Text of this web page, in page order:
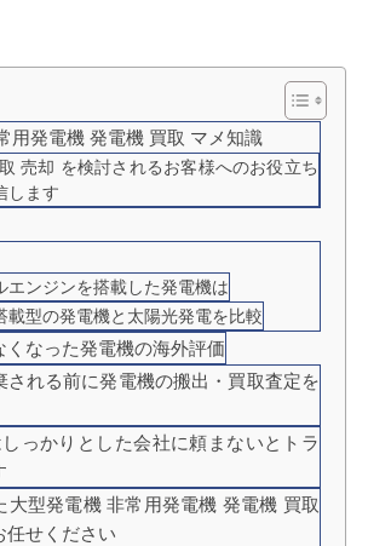
用発電機 発電機 買取 マメ知識
売却 を検討されるお客様へのお役立ち
します
エンジンを搭載した発電機は
載型の発電機と太陽光発電を比較
くなった発電機の海外評価
される前に発電機の搬出・買取査定を
っかりとした会社に頼まないとトラ
大型発電機 非常用発電機 発電機 買取
任せください